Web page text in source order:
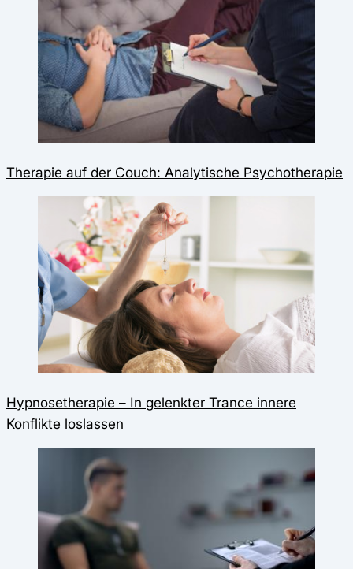
Therapie auf der Couch: Analytische Psychotherapie
Hypnosetherapie – In gelenkter Trance innere
Konflikte loslassen